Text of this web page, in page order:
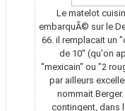
Le matelot
embarquÃ© sur le
66. il remplacait un
de 10" (qu'on
"mexicain" ou "2
par ailleurs
nommait
contingent, dans